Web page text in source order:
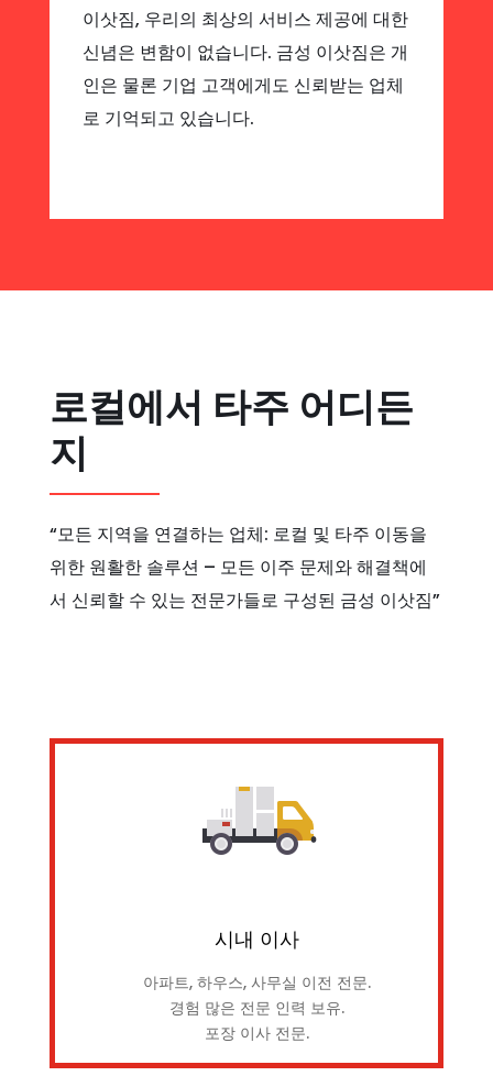
이삿짐, 우리의 최상의 서비스 제공에 대한
신념은 변함이 없습니다. 금성 이삿짐은 개
인은 물론 기업 고객에게도 신뢰받는 업체
로 기억되고 있습니다.
로컬에서 타주 어디든
지
“모든 지역을 연결하는 업체: 로컬 및 타주 이동을
위한 원활한 솔루션 – 모든 이주 문제와 해결책에
서 신뢰할 수 있는 전문가들로 구성된 금성 이삿짐”
시내 이사
아파트, 하우스, 사무실 이전 전문.
경험 많은 전문 인력 보유.
포장 이사 전문.